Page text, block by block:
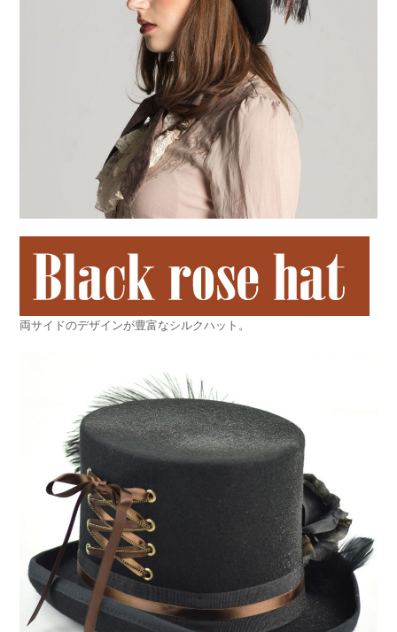
両サイドのデザインが豊富なシルクハット。